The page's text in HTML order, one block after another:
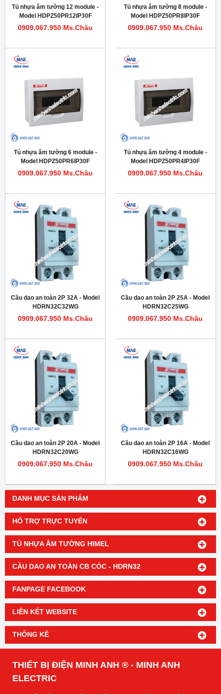
DANH MỤC SẢN PHẨM
HỔ TRỢ TRỰC TUYẾN
TỦ NHỰA ÂM TƯỜNG HIMEL
CẦU DAO AN TOÀN CB CÓC - HDRN32
FANPAGE FACEBOOK
LIÊN KẾT WEBSITE
THỐNG KÊ
Tủ nhựa âm tường 12 module -
Model HDPZ50PR12IP30F
0909.067.950 Ms.Châu
Tủ nhựa âm tường 8 module -
Model HDPZ50PR8IP30F
0909.067.950 Ms.Châu
Tủ nhựa âm tường 6 module -
Model HDPZ50PR6IP30F
0909.067.950 Ms.Châu
Tủ nhựa âm tường 4 module -
Model HDPZ50PR4IP30F
0909.067.950 Ms.Châu
Cầu dao an toàn 2P 32A - Model
HDRN32C32WG
0909.067.950 Ms.Châu
Cầu dao an toàn 2P 25A - Model
HDRN32C25WG
0909.067.950 Ms.Châu
Cầu dao an toàn 2P 20A - Model
HDRN32C20WG
0909.067.950 Ms.Châu
Cầu dao an toàn 2P 16A - Model
HDRN32C16WG
0909.067.950 Ms.Châu
THIẾT BỊ ĐIỆN MINH ANH ® - MINH ANH
ELECTRIC